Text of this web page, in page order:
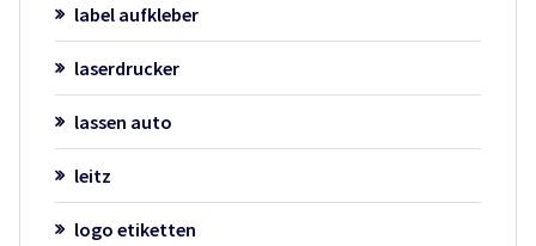
label aufkleber
laserdrucker
lassen auto
leitz
logo etiketten